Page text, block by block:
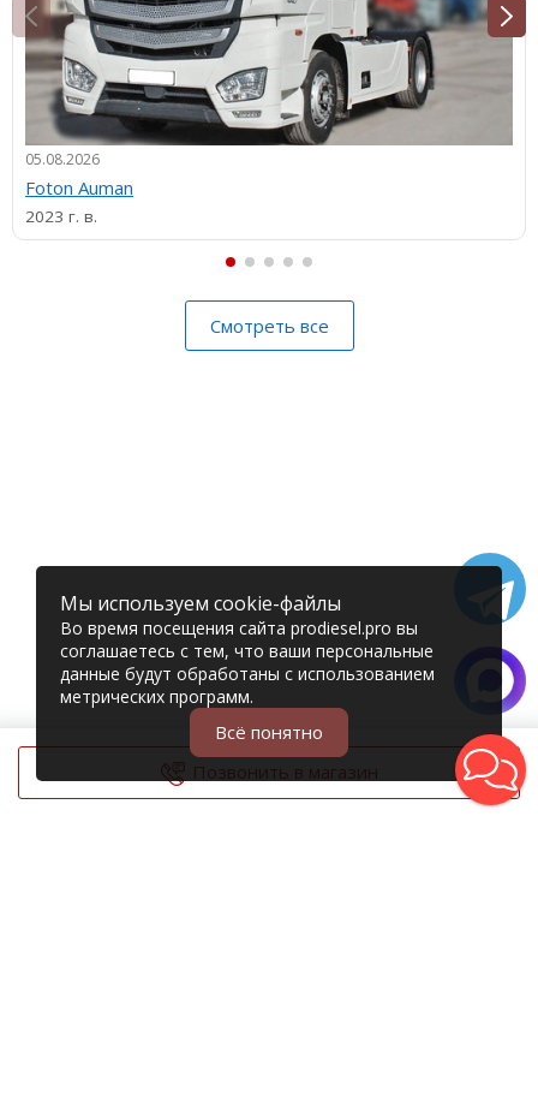
Позвонить в магазин
05.08.2026
Foton Auman
2023 г. в.
Смотреть все
© 2006 – 2026 Prodiesel
Мы используем cookie-файлы
Во время посещения сайта prodiesel.pro вы
соглашаетесь с тем, что ваши персональные
данные будут обработаны с использованием
метрических программ.
Всё понятно